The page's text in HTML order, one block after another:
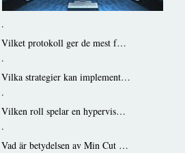
·
Vilket protokoll ger de mest f…
·
Vilka strategier kan implement…
·
Vilken roll spelar en hypervis…
·
Vad är betydelsen av Min Cut …